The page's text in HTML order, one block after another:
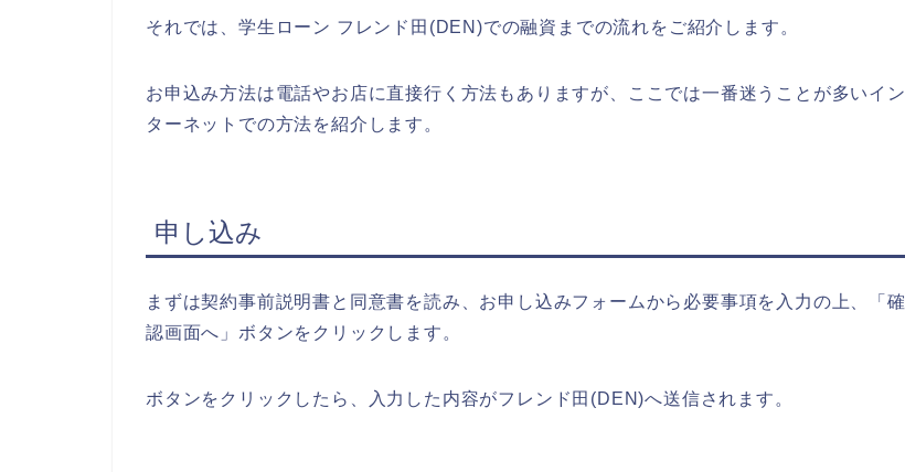
それでは、学生ローン フレンド田(DEN)での融資までの流れをご紹介します。
お申込み方法は電話やお店に直接行く方法もありますが、ここでは一番迷うことが多いイン
ターネットでの方法を紹介します。
申し込み
まずは契約事前説明書と同意書を読み、お申し込みフォームから必要事項を入力の上、「確
認画面へ」ボタンをクリックします。
ボタンをクリックしたら、入力した内容がフレンド田(DEN)へ送信されます。